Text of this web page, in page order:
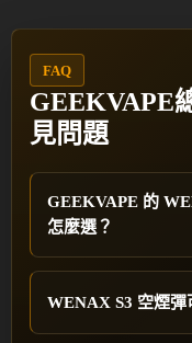
FAQ
GEEKVAPE
見問題
GEEKVAPE 的
怎麼選？
WENAX S3 空煙